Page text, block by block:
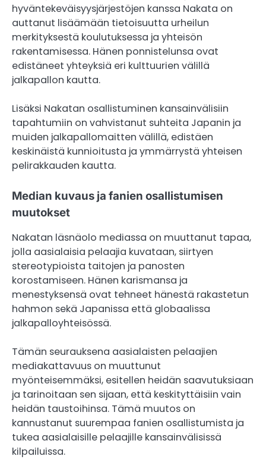
hyväntekeväisyysjärjestöjen kanssa Nakata on
auttanut lisäämään tietoisuutta urheilun
merkityksestä koulutuksessa ja yhteisön
rakentamisessa. Hänen ponnistelunsa ovat
edistäneet yhteyksiä eri kulttuurien välillä
jalkapallon kautta.
Lisäksi Nakatan osallistuminen kansainvälisiin
tapahtumiin on vahvistanut suhteita Japanin ja
muiden jalkapallomaitten välillä, edistäen
keskinäistä kunnioitusta ja ymmärrystä yhteisen
pelirakkauden kautta.
Median kuvaus ja fanien osallistumisen
muutokset
Nakatan läsnäolo mediassa on muuttanut tapaa,
jolla aasialaisia pelaajia kuvataan, siirtyen
stereotypioista taitojen ja panosten
korostamiseen. Hänen karismansa ja
menestyksensä ovat tehneet hänestä rakastetun
hahmon sekä Japanissa että globaalissa
jalkapalloyhteisössä.
Tämän seurauksena aasialaisten pelaajien
mediakattavuus on muuttunut
myönteisemmäksi, esitellen heidän saavutuksiaan
ja tarinoitaan sen sijaan, että keskityttäisiin vain
heidän taustoihinsa. Tämä muutos on
kannustanut suurempaa fanien osallistumista ja
tukea aasialaisille pelaajille kansainvälisissä
kilpailuissa.